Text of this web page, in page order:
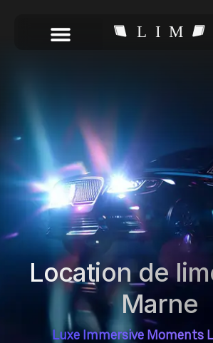
Location de
Marne
Luxe Immersive Moments